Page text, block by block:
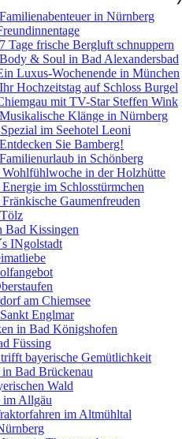
in Nürnberg
Tage frische Bergluft schnuppern
& Soul in Bad Alexandersbad
Luxus-Wochenende in München
Hochzeitstag auf Schloss Burgel
mit TV-Star Steffen Wink
Klänge in Nürnberg
im Seehotel Leoni
Sie Bamberg!
in Schönberg
in der Holzhütte
im Schlosstürmchen
Gaumenfreuden
Bad Kissingen
INgolstadt
am Chiemsee
Englmar
in Bad Königshofen
Füssing
bayerische Gemütlichkeit
Bad Brückenau
Wald
im Allgäu
im Altmühltal